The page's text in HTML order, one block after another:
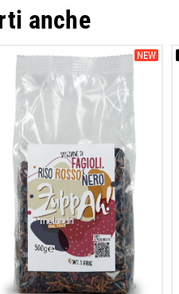
anche
NEW